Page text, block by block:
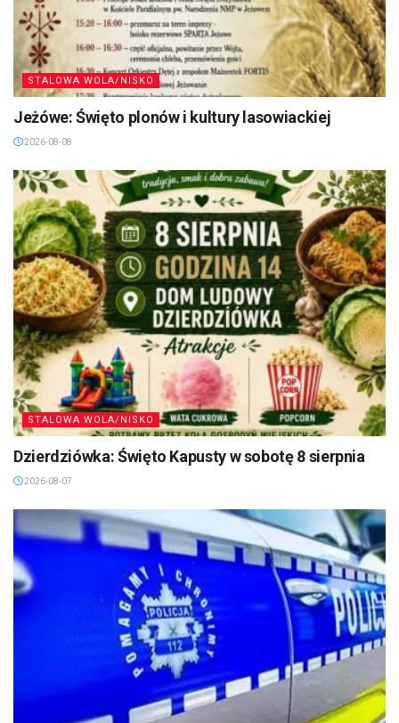
STALOWA WOLA/NISKO
Jeżówe: Święto plonów i kultury lasowiackiej
2026-08-08
STALOWA WOLA/NISKO
Dzierdziówka: Święto Kapusty w sobotę 8 sierpnia
2026-08-07